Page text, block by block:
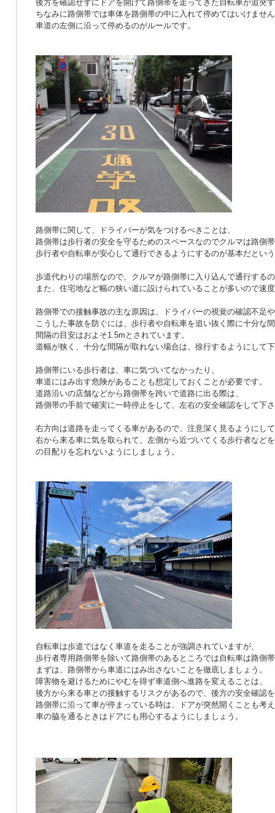
後方を確認せずにドアを開けて路側帯を走ってきた自転車が追突
ちなみに路側帯では車体を路側帯の中に入れて停めてはいけませ
車道の左側に沿って停めるのがルールです。
路側帯に関して、ドライバーが気をつけるべきことは、
路側帯は歩行者の安全を守るためのスペースなのでクルマは路側
歩行者や自転車が安心して通行できるようにするのが基本だとい
歩道代わりの場所なので、クルマが路側帯に入り込んで通行する
また、住宅地など幅の狭い道に設けられていることが多いので速
路側帯での接触事故の主な原因は、ドライバーの視覚の確認不足
こうした事故を防ぐには、歩行者や自転車を追い抜く際に十分な
間隔の目安はおよそ1.5mとされています。
道幅が狭く、十分な間隔が取れない場合は、徐行するようにして
路側帯にいる歩行者は、車に気づいてなかったり、
車道にはみ出す危険があることも想定しておくことが必要です。
道路沿いの店舗などから路側帯を跨いで道路に出る際は、
路側帯の手前で確実に一時停止をして、左右の安全確認をして下
右方向は道路を走ってくる車があるので、注意深く見るようにし
右から来る車に気を取られて、左側から近づいてくる歩行者など
の目配りを忘れないようにしましょう。
自転車は歩道ではなく車道を走ることが強調されていますが、
歩行者専用路側帯を除いて路側帯のあるところでは自転車は路側
まずは、路側帯から車道にはみ出さないことを徹底しましょう。
障害物を避けるためにやむを得ず車道側へ進路を変えることは、
後方から来る車との接触するリスクがあるので、後方の安全確認
路側帯に沿って車が停まっている時は、ドアが突然開くことも考
車の脇を通るときはドアにも用心するようにしましょう。